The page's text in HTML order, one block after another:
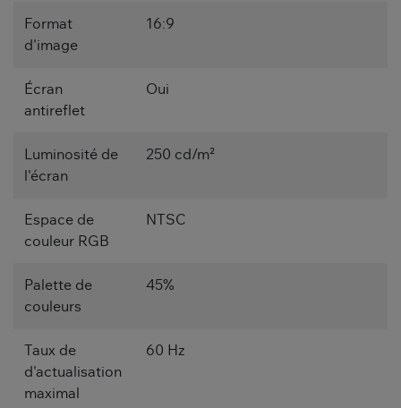
Format
d'image
16:9
Écran
antireflet
Oui
Luminosité de
l'écran
250 cd/m²
Espace de
couleur RGB
NTSC
Palette de
couleurs
45%
Taux de
d'actualisation
maximal
60 Hz